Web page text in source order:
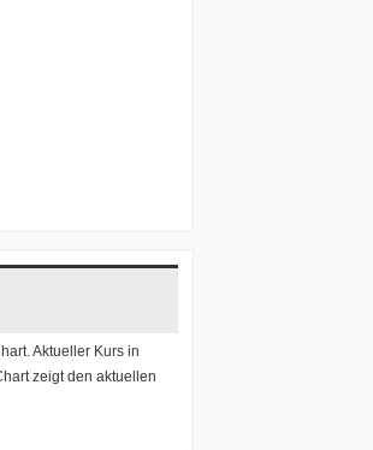
. Aktueller Kurs in
zeigt den aktuellen